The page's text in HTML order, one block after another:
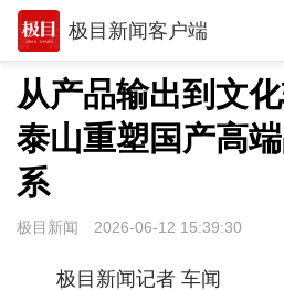
极目新闻客户端
推荐
体育
观点
时政
从产品输出到文
泰山重塑国产高
系
极目新闻 2026-06-12 15:39:30
极目新闻记者 车闻